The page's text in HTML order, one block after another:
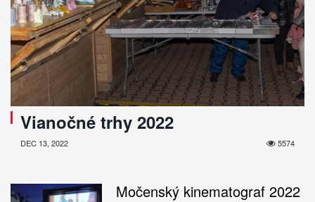
Vianočné trhy 2022
5574
DEC 13, 2022
Močenský kinematograf 2022